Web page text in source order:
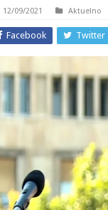
12/09/2021 Aktuelno
Facebook Twitter